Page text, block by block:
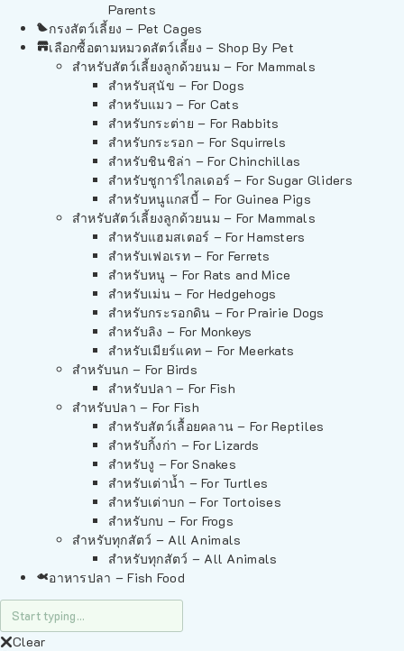
Parents
กรงสัตว์เลี้ยง – Pet Cages
เลือกซื้อตามหมวดสัตว์เลี้ยง – Shop By Pet
สำหรับสัตว์เลี้ยงลูกด้วยนม – For Mammals
สำหรับสุนัข – For Dogs
สำหรับแมว – For Cats
สำหรับกระต่าย – For Rabbits
สำหรับกระรอก – For Squirrels
สำหรับชินชิล่า – For Chinchillas
สำหรับชูการ์ไกลเดอร์ – For Sugar Gliders
สำหรับหนูแกสบี้ – For Guinea Pigs
สำหรับสัตว์เลี้ยงลูกด้วยนม – For Mammals
สำหรับแฮมสเตอร์ – For Hamsters
สำหรับเฟอเรท – For Ferrets
สำหรับหนู – For Rats and Mice
สำหรับเม่น – For Hedgehogs
สำหรับกระรอกดิน – For Prairie Dogs
สำหรับลิง – For Monkeys
สำหรับเมียร์แคท – For Meerkats
สำหรับนก – For Birds
สำหรับปลา – For Fish
สำหรับปลา – For Fish
สำหรับสัตว์เลื้อยคลาน – For Reptiles
สำหรับกิ้งก่า – For Lizards
สำหรับงู – For Snakes
สำหรับเต่าน้ำ – For Turtles
สำหรับเต่าบก – For Tortoises
สำหรับกบ – For Frogs
สำหรับทุกสัตว์ – All Animals
สำหรับทุกสัตว์ – All Animals
อาหารปลา – Fish Food
Clear